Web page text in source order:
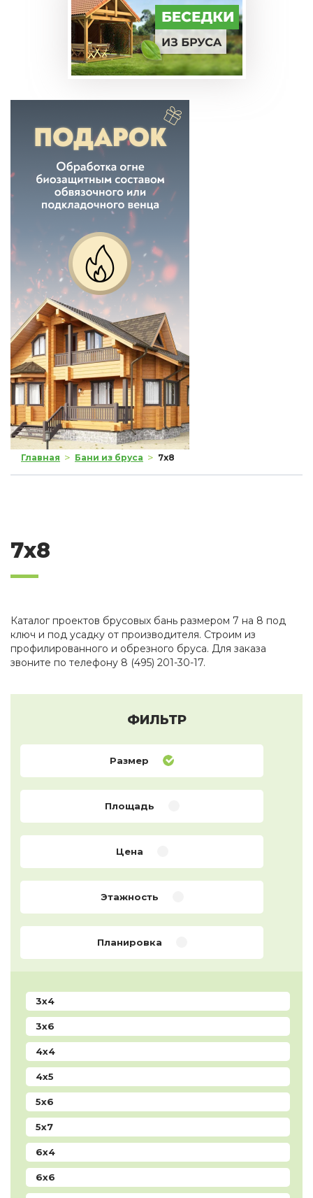
Главная > Бани из бруса > 7x8
7x8
Каталог проектов брусовых бань размером 7 на 8 под
ключ и под усадку от производителя. Строим из
профилированного и обрезного бруса. Для заказа
звоните по телефону 8 (495) 201-30-17.
ФИЛЬТР
Размер
Площадь
Цена
Этажность
Планировка
3х4
3х6
4х4
4х5
5x6
5x7
6x4
6x6